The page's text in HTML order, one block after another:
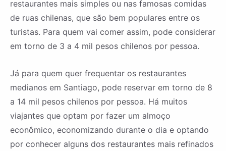
restaurantes mais simples ou nas famosas comidas
de ruas chilenas, que são bem populares entre os
turistas. Para quem vai comer assim, pode considerar
em torno de 3 a 4 mil pesos chilenos por pessoa.
Já para quem quer frequentar os restaurantes
medianos em Santiago, pode reservar em torno de 8
a 14 mil pesos chilenos por pessoa. Há muitos
viajantes que optam por fazer um almoço
econômico, economizando durante o dia e optando
por conhecer alguns dos restaurantes mais refinados